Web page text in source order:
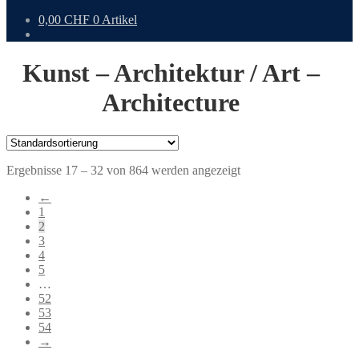
0,00 CHF 0 Artikel
Kunst – Architektur / Art –
Architecture
Ergebnisse 17 – 32 von 864 werden angezeigt
←
1
2
3
4
5
…
52
53
54
→